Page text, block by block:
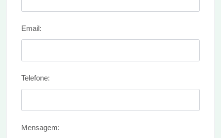
Email:
Telefone:
Mensagem: